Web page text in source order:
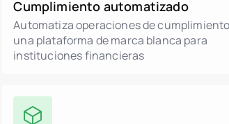
Cumplimiento automatizado
Automatiza operaciones de
una plataforma de marca blanca para
instituciones financieras